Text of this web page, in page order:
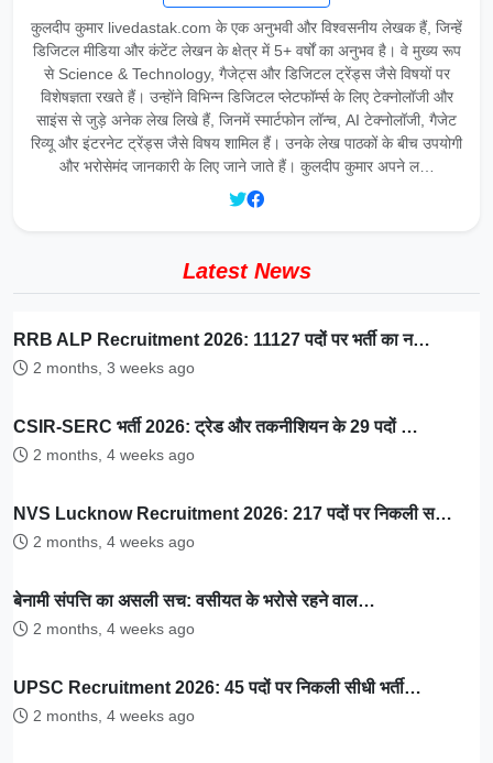
कुलदीप कुमार livedastak.com के एक अनुभवी और विश्वसनीय लेखक हैं, जिन्हें
डिजिटल मीडिया और कंटेंट लेखन के क्षेत्र में 5+ वर्षों का अनुभव है। वे मुख्य रूप
से Science & Technology, गैजेट्स और डिजिटल ट्रेंड्स जैसे विषयों पर
विशेषज्ञता रखते हैं। उन्होंने विभिन्न डिजिटल प्लेटफॉर्म्स के लिए टेक्नोलॉजी और
साइंस से जुड़े अनेक लेख लिखे हैं, जिनमें स्मार्टफोन लॉन्च, AI टेक्नोलॉजी, गैजेट
रिव्यू और इंटरनेट ट्रेंड्स जैसे विषय शामिल हैं। उनके लेख पाठकों के बीच उपयोगी
और भरोसेमंद जानकारी के लिए जाने जाते हैं। कुलदीप कुमार अपने ल…
Latest News
RRB ALP Recruitment 2026: 11127 पदों पर भर्ती का न…
2 months, 3 weeks ago
CSIR-SERC भर्ती 2026: ट्रेड और तकनीशियन के 29 पदों …
2 months, 4 weeks ago
NVS Lucknow Recruitment 2026: 217 पदों पर निकली स…
2 months, 4 weeks ago
बेनामी संपत्ति का असली सच: वसीयत के भरोसे रहने वाल…
2 months, 4 weeks ago
UPSC Recruitment 2026: 45 पदों पर निकली सीधी भर्ती…
2 months, 4 weeks ago